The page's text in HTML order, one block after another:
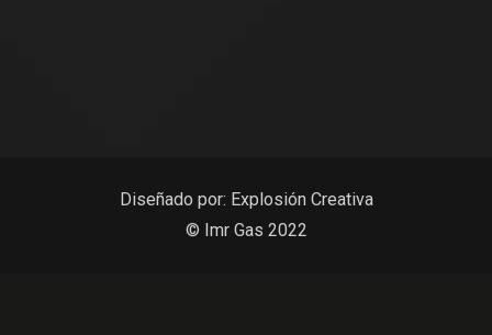
Diseñado por: Explosión Creativa
© Imr Gas 2022